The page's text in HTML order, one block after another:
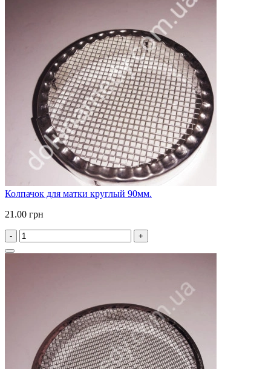
Колпачок для матки круглый 90мм.
21.00 грн
- +